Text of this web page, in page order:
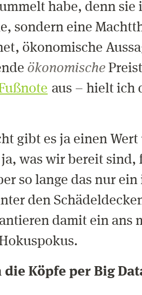
habe, denn sie
sondern eine
ökonomische
ökonomische
aus – hielt ich
gibt es ja einen
was wir bereit sind,
so lange das nur
den
damit ein ans
Köpfe per Big